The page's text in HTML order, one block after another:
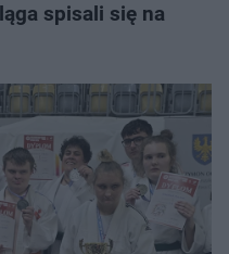
spisali się na